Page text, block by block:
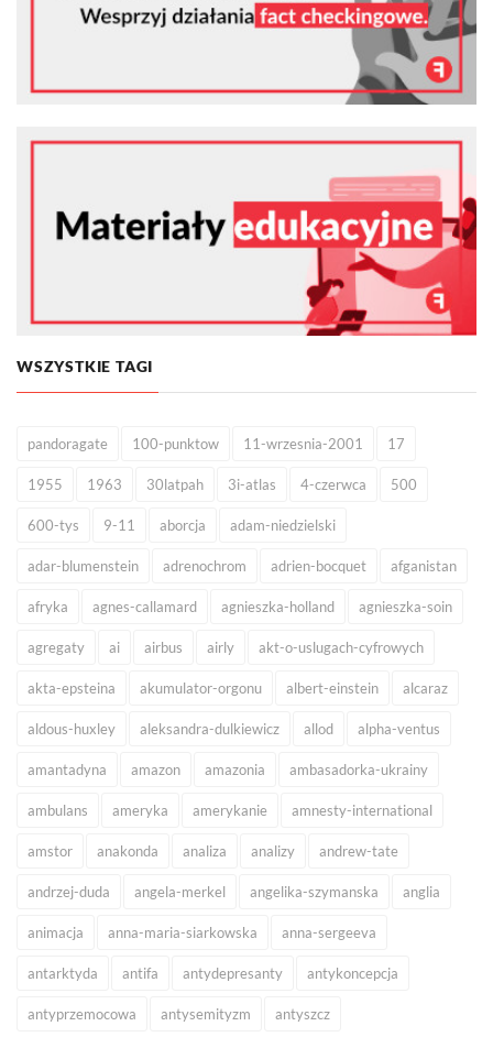
WSZYSTKIE TAGI
pandoragate 100-punktow 11-wrzesnia-2001 17
1955 1963 30latpah 3i-atlas 4-czerwca 500
600-tys 9-11 aborcja adam-niedzielski
adar-blumenstein adrenochrom adrien-bocquet afganistan
afryka agnes-callamard agnieszka-holland agnieszka-soin
agregaty ai airbus airly akt-o-uslugach-cyfrowych
akta-epsteina akumulator-orgonu albert-einstein alcaraz
aldous-huxley aleksandra-dulkiewicz allod alpha-ventus
amantadyna amazon amazonia ambasadorka-ukrainy
ambulans ameryka amerykanie amnesty-international
amstor anakonda analiza analizy andrew-tate
andrzej-duda angela-merkel angelika-szymanska anglia
animacja anna-maria-siarkowska anna-sergeeva
antarktyda antifa antydepresanty antykoncepcja
antyprzemocowa antysemityzm antyszcz